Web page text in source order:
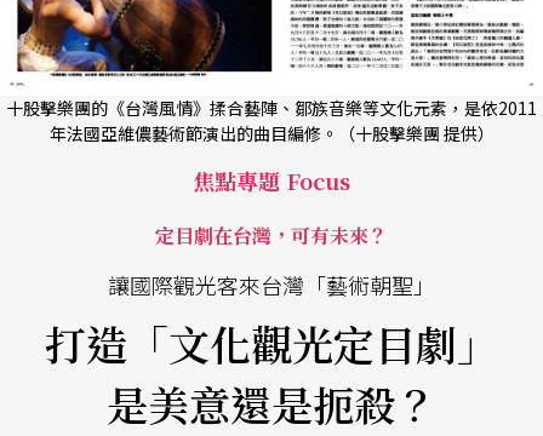
十股擊樂團的《台灣風情》揉合藝陣、鄒族音樂等文化元素，是依2011
年法國亞維儂藝術節演出的曲目編修。（十股擊樂團 提供）
焦點專題 Focus
定目劇在台灣，可有未來？
讓國際觀光客來台灣「藝術朝聖」
打造「文化觀光定目劇」
是美意還是扼殺？